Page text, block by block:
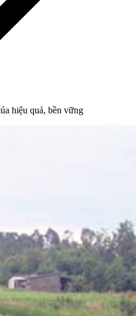
hiệu quả, bền vững